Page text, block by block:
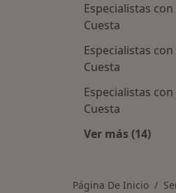
Especialistas
Cuesta
Especialistas
Cuesta
Especialistas
Cuesta
Ver más (14)
Página De Inicio